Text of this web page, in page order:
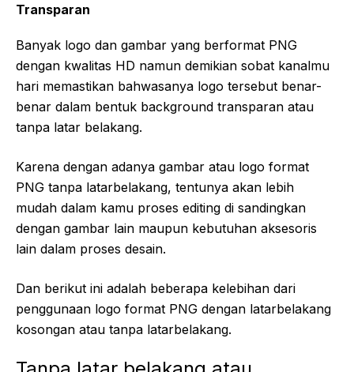
Transparan
Banyak logo dan gambar yang berformat PNG
dengan kwalitas HD namun demikian sobat kanalmu
hari memastikan bahwasanya logo tersebut benar-
benar dalam bentuk background transparan atau
tanpa latar belakang.
Karena dengan adanya gambar atau logo format
PNG tanpa latarbelakang, tentunya akan lebih
mudah dalam kamu proses editing di sandingkan
dengan gambar lain maupun kebutuhan aksesoris
lain dalam proses desain.
Dan berikut ini adalah beberapa kelebihan dari
penggunaan logo format PNG dengan latarbelakang
kosongan atau tanpa latarbelakang.